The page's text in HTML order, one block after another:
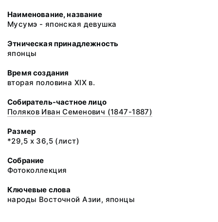
Наименование, название
Мусумэ - японская девушка
Этническая принадлежность
японцы
Время создания
вторая половина XIX в.
Собиратель-частное лицо
Поляков Иван Семенович (1847-1887)
Размер
*29,5 х 36,5 (лист)
Собрание
Фотоколлекция
Ключевые слова
народы Восточной Азии, японцы